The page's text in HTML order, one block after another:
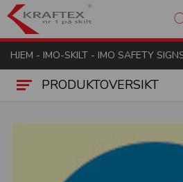
Kraftex - nr
HJEM - IMO-SKILT - IMO SAFETY
PRODUKTOVERSIKT